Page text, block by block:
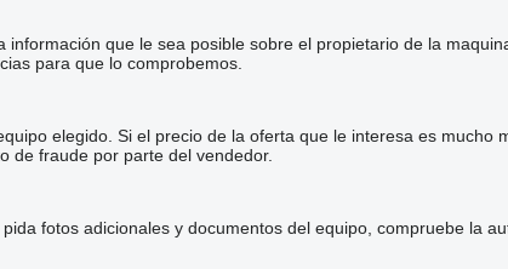
que le sea posible sobre el propietario de la
para que lo comprobemos.
elegido. Si el precio de la oferta que le interesa es mucho
de fraude por parte del vendedor.
fotos adicionales y documentos del equipo, compruebe la